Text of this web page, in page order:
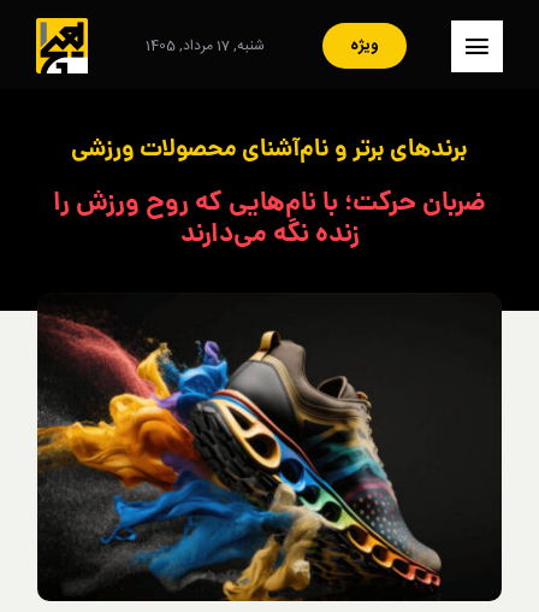
contentکنترلر
– تماس با ما
ویژه شنبه, 17 مرداد, 1405
برندهای برتر و نام‌آشنای محصولات ورزشی
ضربان حرکت؛ با نام‌هایی که روح ورزش را
زنده نگه می‌دارند